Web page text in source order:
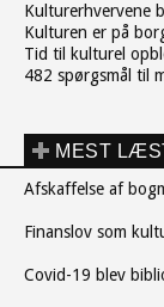
Kulturerhvervene
Kulturen er på
Tid til kulturel
482 spørgsmål til
MEST
Afskaffelse af
Finanslov som
Covid-19 blev